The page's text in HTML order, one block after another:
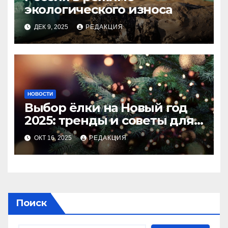
экологического износа
ДЕК 9, 2025 РЕДАКЦИЯ
НОВОСТИ
Выбор ёлки на Новый год
2025: тренды и советы для
идеального праздника
ОКТ 16, 2025 РЕДАКЦИЯ
Поиск